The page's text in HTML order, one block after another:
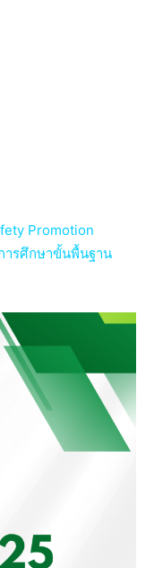
Promotion
ารศึกษาขั้นพื้นฐาน